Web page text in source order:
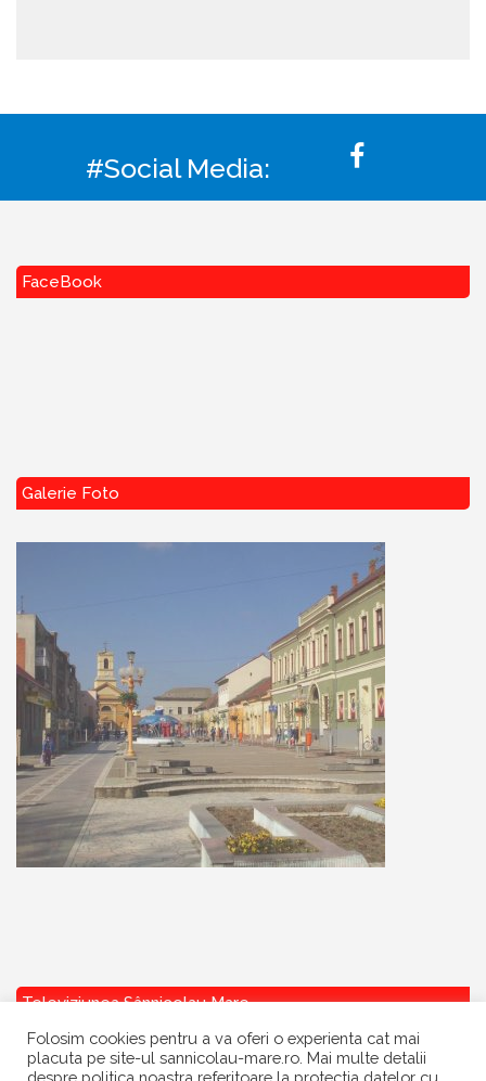
#Social Media:
FaceBook
Galerie Foto
Televiziunea Sânnicolau Mare
Folosim cookies pentru a va oferi o experienta cat mai
placuta pe site-ul sannicolau-mare.ro. Mai multe detalii
despre politica noastra referitoare la protectia datelor cu